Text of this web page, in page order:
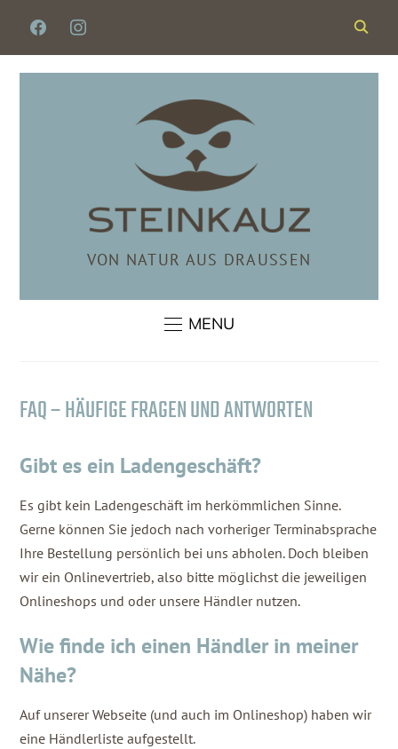
FACEBOOKINSTAGRAM
VON NATUR AUS DRAUSSEN
MENU
FAQ – HÄUFIGE FRAGEN UND ANTWORTEN
Gibt es ein Ladengeschäft?
Es gibt kein Ladengeschäft im herkömmlichen Sinne.
Gerne können Sie jedoch nach vorheriger Terminabsprache
Ihre Bestellung persönlich bei uns abholen. Doch bleiben
wir ein Onlinevertrieb, also bitte möglichst die jeweiligen
Onlineshops und oder unsere Händler nutzen.
Wie finde ich einen Händler in meiner
Nähe?
Auf unserer Webseite (und auch im Onlineshop) haben wir
eine Händlerliste aufgestellt.